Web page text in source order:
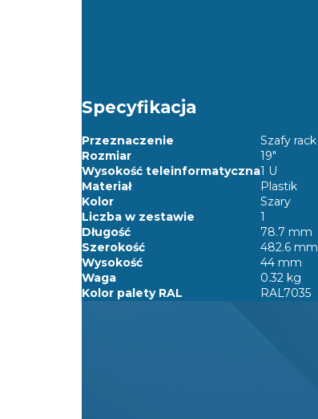
Specyfikacja
Przeznaczenie
Szafy rack
Rozmiar
19"
Wysokość teleinformatyczna1 U
Materiał
Plastik
Kolor
Szary
Liczba w zestawie
1
Długość
78.7 mm
Szerokość
482.6 mm
Wysokość
44 mm
Waga
0.32 kg
Kolor palety RAL
RAL7035